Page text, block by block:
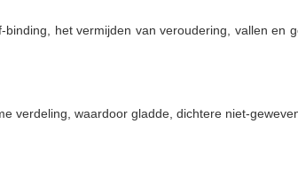
het vermijden van veroudering, vallen en
verdeling, waardoor gladde, dichtere niet-